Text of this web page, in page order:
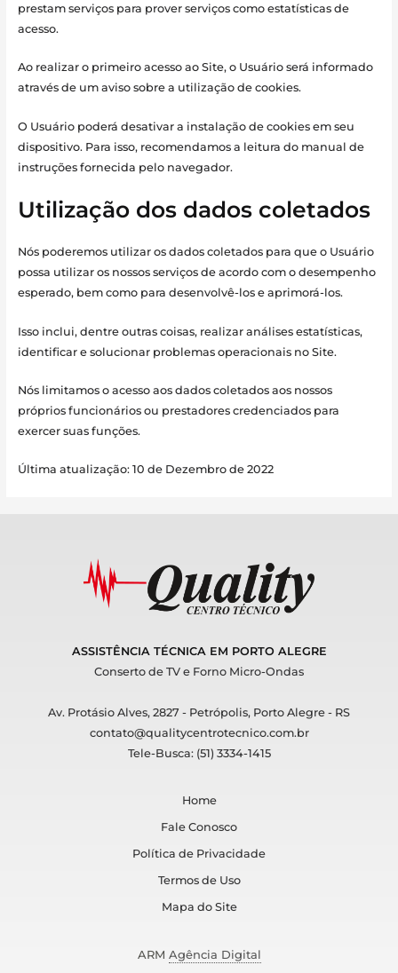
prestam serviços para prover serviços como estatísticas de
acesso.
Ao realizar o primeiro acesso ao Site, o Usuário será informado
através de um aviso sobre a utilização de cookies.
O Usuário poderá desativar a instalação de cookies em seu
dispositivo. Para isso, recomendamos a leitura do manual de
instruções fornecida pelo navegador.
Utilização dos dados coletados
Nós poderemos utilizar os dados coletados para que o Usuário
possa utilizar os nossos serviços de acordo com o desempenho
esperado, bem como para desenvolvê-los e aprimorá-los.
Isso inclui, dentre outras coisas, realizar análises estatísticas,
identificar e solucionar problemas operacionais no Site.
Nós limitamos o acesso aos dados coletados aos nossos
próprios funcionários ou prestadores credenciados para
exercer suas funções.
Última atualização: 10 de Dezembro de 2022
ASSISTÊNCIA TÉCNICA EM PORTO ALEGRE
Conserto de TV e Forno Micro-Ondas
Av. Protásio Alves, 2827 - Petrópolis, Porto Alegre - RS
contato@qualitycentrotecnico.com.br
Tele-Busca: (51) 3334-1415
Home
Fale Conosco
Política de Privacidade
Termos de Uso
Mapa do Site
ARM Agência Digital